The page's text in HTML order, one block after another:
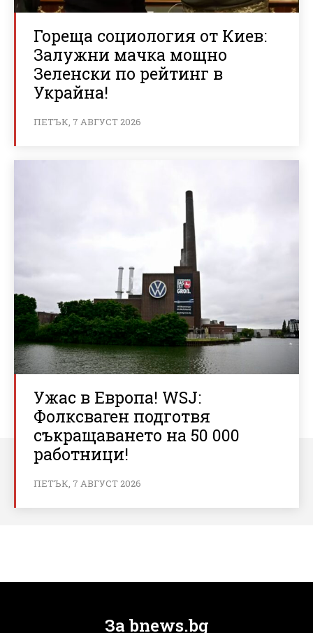
Гореща социология от Киев:
Залужни мачка мощно
Зеленски по рейтинг в
Украйна!
ПЕТЪК, 7 АВГУСТ 2026
Ужас в Европа! WSJ:
Фолксваген подготвя
съкращаването на 50 000
работници!
ПЕТЪК, 7 АВГУСТ 2026
За bnews.bg